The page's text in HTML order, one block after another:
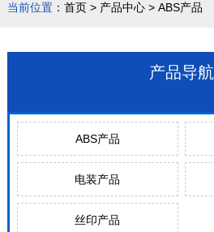
当前位置： 首页> 产品中心> ABS产品
产品导航
ABS产品
电装产品
丝印产品